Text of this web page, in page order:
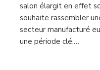
salon élargit en effet
souhaite rassembler
secteur manufacturé
une période clé,…